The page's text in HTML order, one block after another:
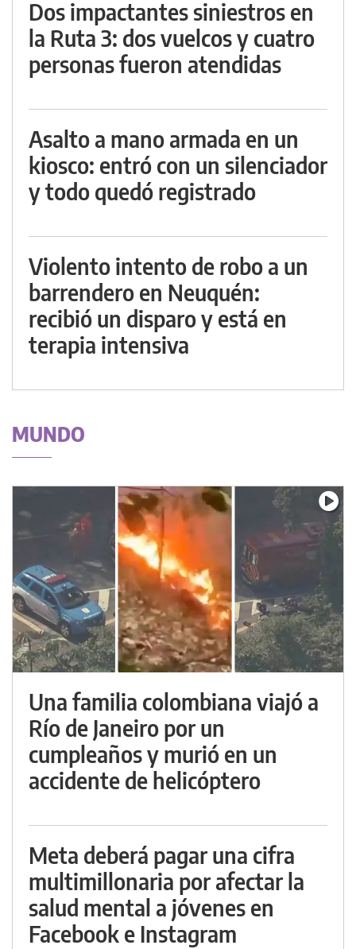
Dos impactantes siniestros en
la Ruta 3: dos vuelcos y cuatro
personas fueron atendidas
Asalto a mano armada en un
kiosco: entró con un silenciador
y todo quedó registrado
Violento intento de robo a un
barrendero en Neuquén:
recibió un disparo y está en
terapia intensiva
MUNDO
Una familia colombiana viajó a
Río de Janeiro por un
cumpleaños y murió en un
accidente de helicóptero
Meta deberá pagar una cifra
multimillonaria por afectar la
salud mental a jóvenes en
Facebook e Instagram